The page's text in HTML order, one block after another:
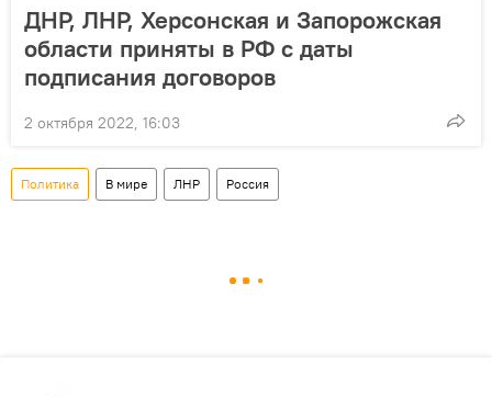
ДНР, ЛНР, Херсонская и Запорожская
области приняты в РФ с даты
подписания договоров
2 октября 2022, 16:03
Политика В мире ЛНР Россия